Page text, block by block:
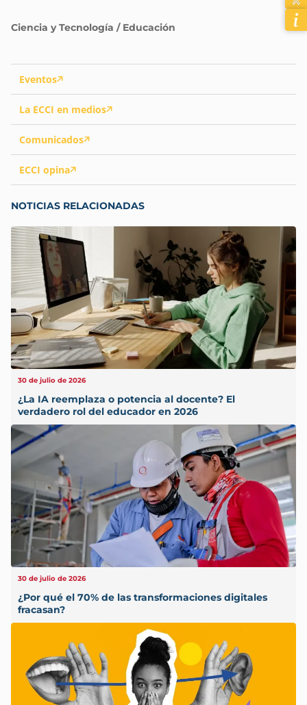
Eventos
La ECCI en medios
Comunicados
ECCI opina
NOTICIAS RELACIONADAS
30 de julio de 2026
¿La IA reemplaza o potencia al docente? El
verdadero rol del educador en 2026
30 de julio de 2026
¿Por qué el 70% de las transformaciones digitales
fracasan?
Ciencia y Tecnología / Educación